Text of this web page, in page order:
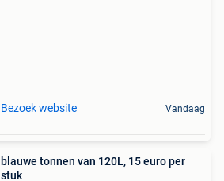
Bezoek website Vandaag
blauwe tonnen van 120L, 15 euro per
stuk